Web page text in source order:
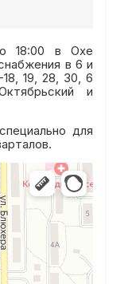
18:00 в Охе
в 6 и
19, 28, 30, 6
и
для